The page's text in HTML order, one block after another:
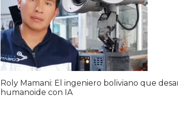
Roly Mamani: El ingeniero boliviano que
humanoide con IA